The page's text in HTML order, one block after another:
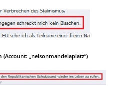
(Account: „nelsonmandelaplatz“)